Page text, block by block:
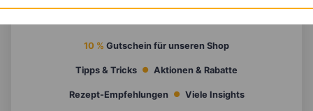
10 % Gutschein für unseren Shop
Tipps & Tricks Aktionen & Rabatte
Rezept-Empfehlungen Viele Insights